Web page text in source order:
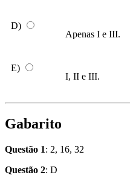
D)
Apenas I e III.
E)
I, II e III.
Gabarito
Questão 1: 2, 16, 32
Questão 2: D